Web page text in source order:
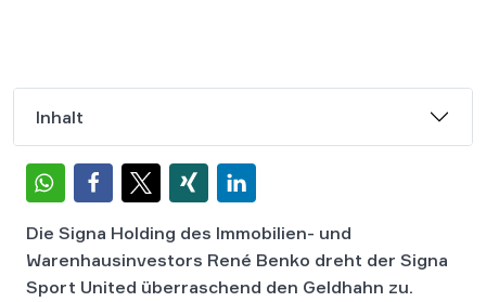
Inhalt
Die Signa Holding des Immobilien- und
Warenhausinvestors René Benko dreht der Signa
Sport United überraschend den Geldhahn zu.